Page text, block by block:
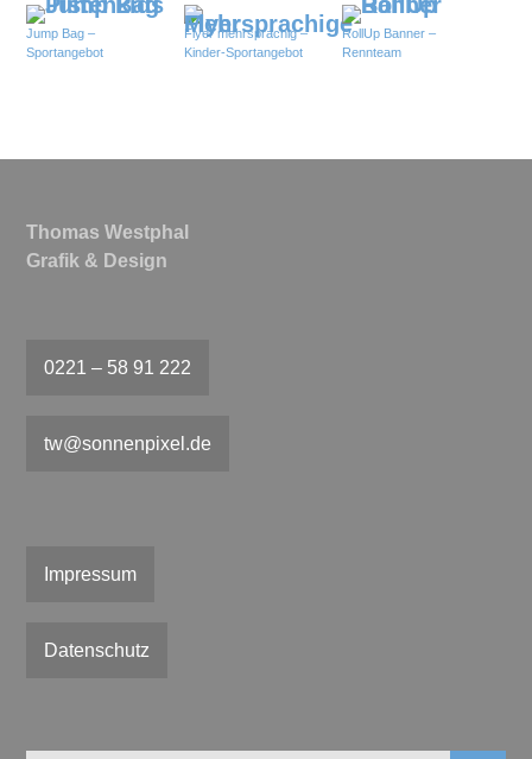
Jump Bag –
Sportangebot
Flyer mehrsprachig –
Kinder-Sportangebot
RollUp Banner –
Rennteam
Thomas Westphal
Grafik & Design
0221 – 58 91 222
tw@sonnenpixel.de
Impressum
Datenschutz